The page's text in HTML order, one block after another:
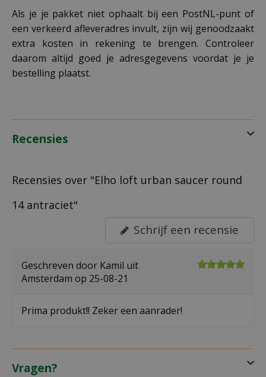
Als je je pakket niet ophaalt bij een PostNL-punt of
een verkeerd afleveradres invult, zijn wij genoodzaakt
extra kosten in rekening te brengen. Controleer
daarom altijd goed je adresgegevens voordat je je
bestelling plaatst.
Recensies
Recensies over "Elho loft urban saucer round
14 antraciet"
Schrijf een recensie
Geschreven door Kamil uit
Amsterdam op 25-08-21
Prima produkt!! Zeker een aanrader!
Vragen?